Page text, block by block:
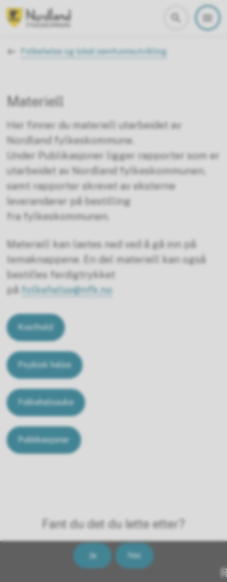
Du er her:Folkehelse og lokal samfunnsutvikling
Materiell
Her finner du materiell utarbeidet av
Nordland fylkeskommune.
Under Publikasjoner ligger rapporter som er
utarbeidet av Nordland fylkeskommunen,
samt rapporter skrevet av eksterne
leverandører på bestilling
fra fylkeskommunen.
Materiell kan lastes ned ved å gå inn på
temaknappene. En del materiell kan også
bestilles ferdigtrykket
på folkehelse@nfk.no
Kosthold
Psykisk helse
Folkehelseuka
Publikasjoner
Fant du det du lette etter?
Ja Nei